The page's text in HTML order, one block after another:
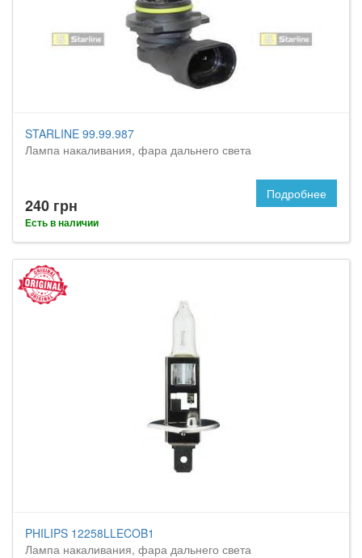
STARLINE 99.99.987
Лампа накаливания, фара дальнего света
240 грн
Есть в наличии
Подробнее
PHILIPS 12258LLECOB1
Лампа накаливания, фара дальнего света